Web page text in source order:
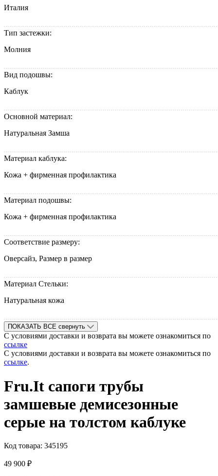
Италия
Тип застежки:
Молния
Вид подошвы:
Каблук
Основной материал:
Натуральная Замша
Материал каблука:
Кожа + фирменная профилактика
Материал подошвы:
Кожа + фирменная профилактика
Соответствие размеру:
Оверсайз, Размер в размер
Материал Стельки:
Натуральная кожа
ПОКАЗАТЬ ВСЕ свернуть
С условиями доставки и возврата вы можете ознакомиться по
ссылке
С условиями доставки и возврата вы можете ознакомиться по
ссылке.
Fru.It сапоги трубы
замшевые демисезонные
cерые на толcтом каблуке
Код товара: 345195
49 900 ₽